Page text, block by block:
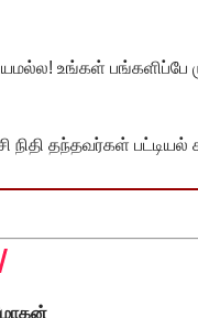
உங்கள் பங்களிப்பே
தந்தவர்கள்